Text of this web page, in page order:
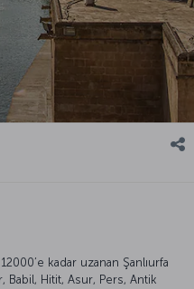
kadar uzanan Şanlıurfa
Babil, Hitit, Asur, Pers, Antik